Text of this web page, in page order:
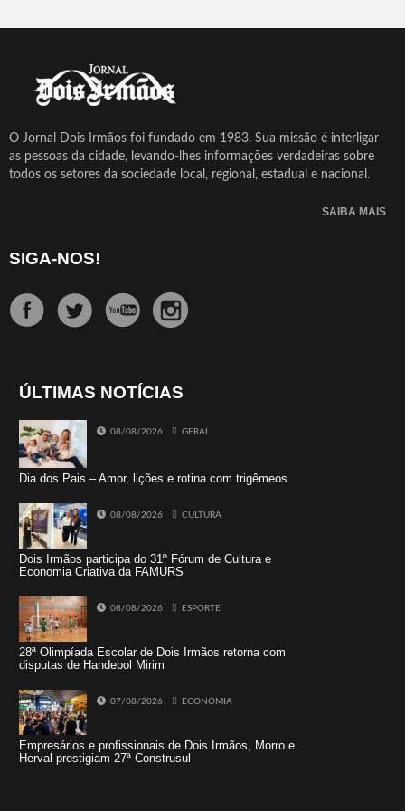
O Jornal Dois Irmãos foi fundado em 1983. Sua missão é interligar
as pessoas da cidade, levando-lhes informações verdadeiras sobre
todos os setores da sociedade local, regional, estadual e nacional.
SAIBA MAIS
SIGA-NOS!
ÚLTIMAS NOTÍCIAS
08/08/2026 GERAL
Dia dos Pais – Amor, lições e rotina com trigêmeos
08/08/2026 CULTURA
Dois Irmãos participa do 31º Fórum de Cultura e
Economia Criativa da FAMURS
08/08/2026 ESPORTE
28ª Olimpíada Escolar de Dois Irmãos retorna com
disputas de Handebol Mirim
07/08/2026 ECONOMIA
Empresários e profissionais de Dois Irmãos, Morro e
Herval prestigiam 27ª Construsul